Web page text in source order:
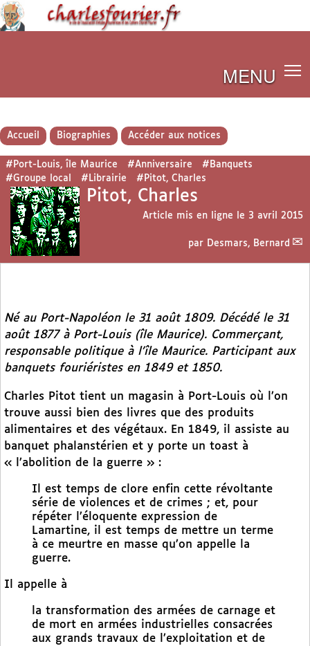
MENU
Accueil Biographies Accéder aux notices
#Port-Louis, île Maurice #Anniversaire
#Banquets
#Groupe local
#Librairie #Pitot, Charles
Pitot, Charles
Article mis en ligne le 3 avril 2015
par Desmars, Bernard
Né au Port-Napoléon le 31 août 1809. Décédé le 31
août 1877 à Port-Louis (île Maurice). Commerçant,
responsable politique à l’île Maurice. Participant aux
banquets fouriéristes en 1849 et 1850.
Charles Pitot tient un magasin à Port-Louis où l’on
trouve aussi bien des livres que des produits
alimentaires et des végétaux. En 1849, il assiste au
banquet phalanstérien et y porte un toast à
« l’abolition de la guerre » :
Il est temps de clore enfin cette révoltante
série de violences et de crimes ; et, pour
répéter l’éloquente expression de
Lamartine, il est temps de mettre un terme
à ce meurtre en masse qu’on appelle la
guerre.
Il appelle à
la transformation des armées de carnage et
de mort en armées industrielles consacrées
aux grands travaux de l’exploitation et de